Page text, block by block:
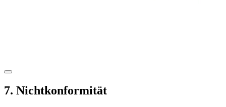
7. Nichtkonformität